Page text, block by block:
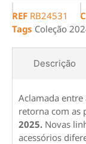
REF RB24531
Tags Coleção
Descrição
Aclamada entre
retorna com as
2025. Novas
acessórios